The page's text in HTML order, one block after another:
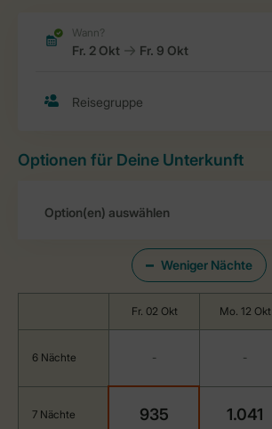
Optionen für Deine Unterkunft
Weniger Nächte
Fr. 02 Okt Mo. 12 Okt
6 Nächte - -
7 Nächte 935 1.041